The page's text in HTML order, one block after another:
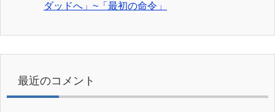
ダッドへ」~「最初の命令」
最近のコメント